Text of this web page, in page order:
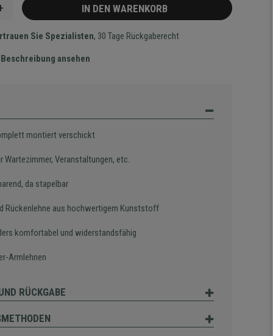
IN DEN WARENKORB
Sie Spezialisten, 30 Tage Rückgaberecht
ansehen
montiert verschickt
Wartezimmer, Veranstaltungen, etc.
da stapelbar
Rückenlehne aus hochwertigem Kunststoff
komfortabel und widerstandsfähig
Armlehnen
RÜCKGABE